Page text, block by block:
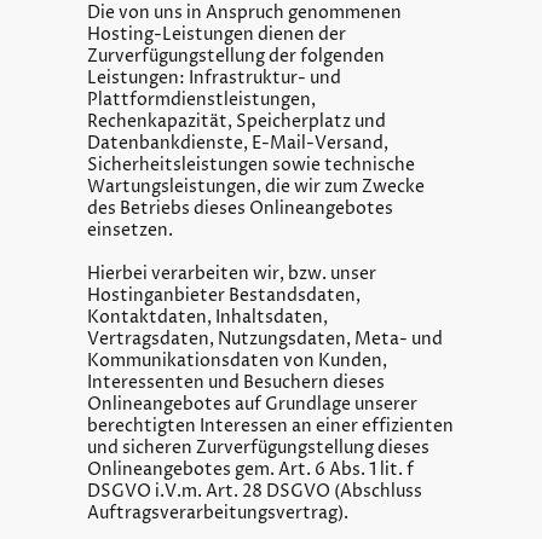
Die von uns in Anspruch genommenen
Hosting-Leistungen dienen der
Zurverfügungstellung der folgenden
Leistungen: Infrastruktur- und
Plattformdienstleistungen,
Rechenkapazität, Speicherplatz und
Datenbankdienste, E-Mail-Versand,
Sicherheitsleistungen sowie technische
Wartungsleistungen, die wir zum Zwecke
des Betriebs dieses Onlineangebotes
einsetzen.
Hierbei verarbeiten wir, bzw. unser
Hostinganbieter Bestandsdaten,
Kontaktdaten, Inhaltsdaten,
Vertragsdaten, Nutzungsdaten, Meta- und
Kommunikationsdaten von Kunden,
Interessenten und Besuchern dieses
Onlineangebotes auf Grundlage unserer
berechtigten Interessen an einer effizienten
und sicheren Zurverfügungstellung dieses
Onlineangebotes gem. Art. 6 Abs. 1 lit. f
DSGVO i.V.m. Art. 28 DSGVO (Abschluss
Auftragsverarbeitungsvertrag).